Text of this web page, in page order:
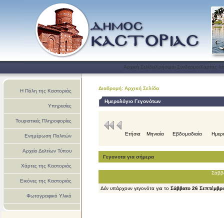
Αρχική ΣελίδαΧρήσιμοι ΣύνδεσμοιΧάρτης
Η Πόλη της Καστοριάς
Υπηρεσίες
Τουριστικές Πληροφορίες
Ενημέρωση Πολιτών
Αρχείο Δελτίων Τύπου
Χάρτες της Καστοριάς
Εικόνες της Καστοριάς
Φωτογραφικό Υλικό
Διαδρομή: Αρχική Σελίδα
Ημερολόγιο Γεγονότων
Ετήσια Μηνιαία Εβδομαδιαία
Γεγονοτα για σήμερα
Δέν υπάρχουν γεγονότα για το Σάββατο 26